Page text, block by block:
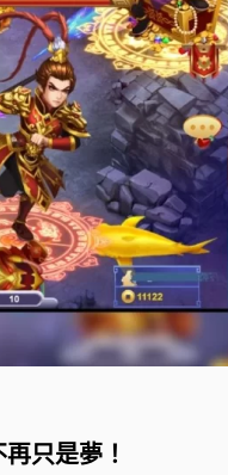
只是夢！